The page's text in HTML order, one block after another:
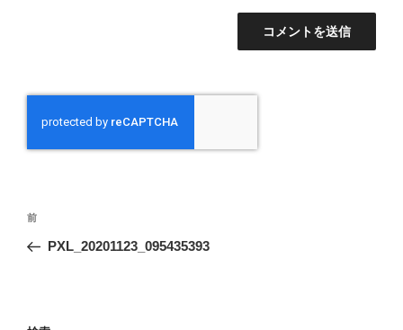
投
ナ
前
の
前
PXL_20201123_095435393